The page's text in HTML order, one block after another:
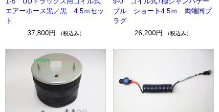
エアーホース黒／黒 4.5ｍセッ
ト
37,800円
（税込み）
ブル ショート4.5ｍ 両端同プ
ラグ
26,200円
（税込み）